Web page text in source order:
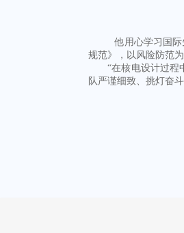
他用心学习国际
规范》，以风险防范
“在核电设计过程中
队严谨细致、挑灯奋